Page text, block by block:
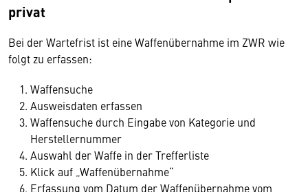
privat
Bei der Wartefrist ist eine Waffenübernahme im ZWR wie
folgt zu erfassen:
Waffensuche
Ausweisdaten erfassen
Waffensuche durch Eingabe von Kategorie und
Herstellernummer
Auswahl der Waffe in der Trefferliste
Klick auf „Waffenübernahme“
Erfassung vom Datum der Waffenübernahme vom